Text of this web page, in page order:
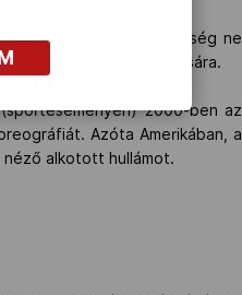
ahol a lelkes közönség ne
önmaga szórakoztatására.
2000-ben az
Azóta Amerikában, a
néző alkotott hullámot.